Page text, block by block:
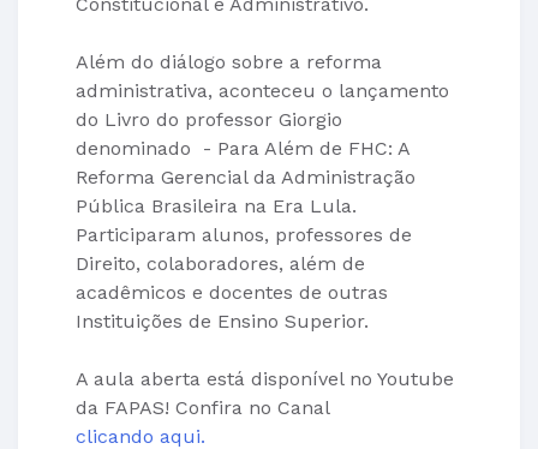
Além do diálogo sobre a reforma
administrativa, aconteceu o lançamento
do Livro do professor Giorgio
denominado - Para Além de FHC: A
Reforma Gerencial da Administração
Pública Brasileira na Era Lula.
Participaram alunos, professores de
Direito, colaboradores, além de
acadêmicos e docentes de outras
Instituições de Ensino Superior.
A aula aberta está disponível no Youtube
da FAPAS! Confira no Canal
clicando aqui.